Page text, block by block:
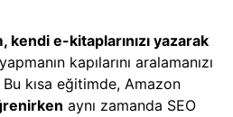
kendi e-kitaplarınızı yazarak
kapılarını aralamanızı
kısa eğitimde, Amazon
aynı zamanda SEO